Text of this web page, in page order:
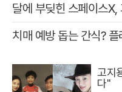
달에 부딪힌 스페이스X,
치매 예방 돕는 간식?
고지
다"